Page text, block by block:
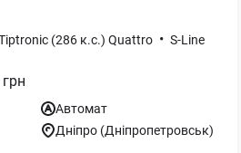
(286 к.с.) Quattro • S-Line
грн
Автомат
Дніпро (Дніпропетровськ)